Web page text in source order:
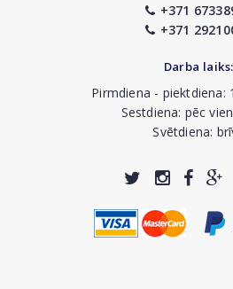
+371
+371
Darba laiks:
Pirmdiena - piektdiena:
Sestdiena: pēc
Svētdiena: